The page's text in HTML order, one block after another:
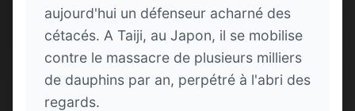
aujourd'hui un défenseur acharné des
cétacés. A Taiji, au Japon, il se mobilise
contre le massacre de plusieurs milliers
de dauphins par an, perpétré à l'abri des
regards.